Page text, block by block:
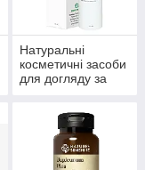
Натуральні
косметичні засоби
для догляду за